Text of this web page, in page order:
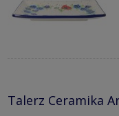
Talerz Ceramika